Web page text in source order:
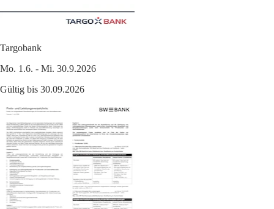
Targobank
Mo. 1.6. - Mi. 30.9.2026
Gültig bis 30.09.2026